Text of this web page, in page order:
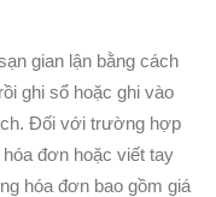
gian lận bằng cách
ghi sổ hoặc ghi vào
Đối với trường hợp
đơn hoặc viết tay
hóa đơn bao gồm giá